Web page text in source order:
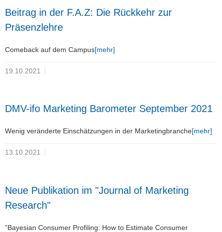
Beitrag in der F.A.Z: Die Rückkehr zur
Präsenzlehre
Comeback auf dem Campus[mehr]
19.10.2021
DMV-ifo Marketing Barometer September 2021
Wenig veränderte Einschätzungen in der Marketingbranche[mehr]
13.10.2021
Neue Publikation im "Journal of Marketing
Research"
”Bayesian Consumer Profiling: How to Estimate Consumer